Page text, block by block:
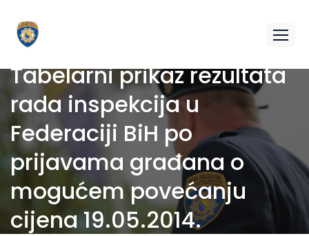
Tabelarni prikaz rezultata
rada inspekcija u
Federaciji BiH po
prijavama građana o
mogućem povećanju
cijena 19.05.2014.